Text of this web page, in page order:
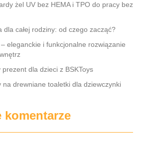
żel UV bez HEMA i TPO do pracy bez
dla całej rodziny: od czego zacząć?
eleganckie i funkcjonalne rozwiązanie
prezent dla dzieci z BSKToys
na drewniane toaletki dla dziewczynki
komentarze